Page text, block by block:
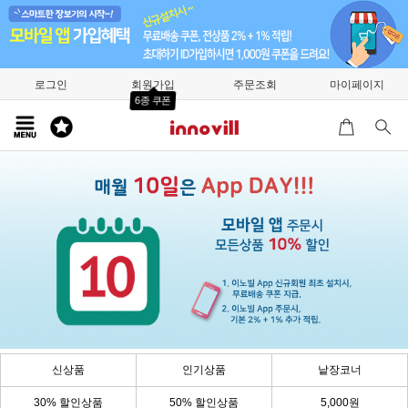
로그인 회원가입
6종 쿠폰
주문조회 마이페이지
신상품 인기상품 낱장코너
30% 할인상품 50% 할인상품 5,000원